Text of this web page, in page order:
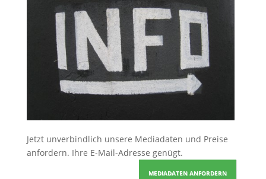
Jetzt unverbindlich unsere Mediadaten und Preise
anfordern. Ihre E-Mail-Adresse genügt.
MEDIADATEN ANFORDERN